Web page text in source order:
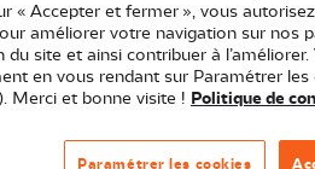
communs (STOC) vise à
vous former sur le terrain à
« Accepter et fermer », vous
améliorer votre navigation sur nos
du site et ainsi contribuer à
en vous rendant sur Paramétrer les
Merci et bonne visite ! Politique de
Paramétrer les cookies